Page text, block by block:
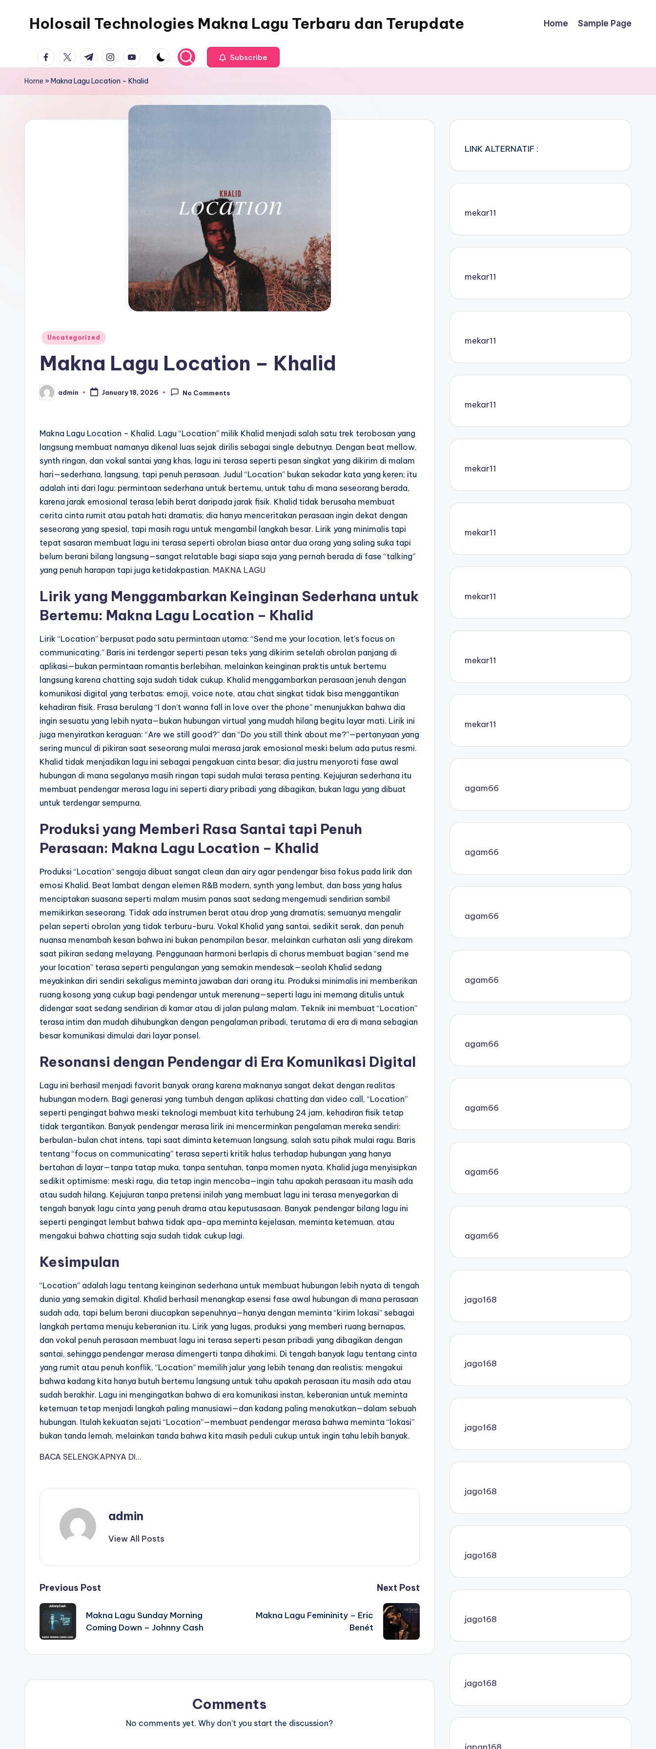
Holosail Technologies Makna Lagu Terbaru dan Terupdate Home Sample Page
facebook.com
twitter.com
t.me instagram.com
youtube.com Subscribe
Home »Makna Lagu Location – Khalid
Posted
Uncategorized
Makna Lagu Location – Khalid
Posted
by
admin January 18, 2026 No Comments
Makna Lagu Location – Khalid. Lagu “Location” milik Khalid menjadi salah satu trek terobosan yang
langsung membuat namanya dikenal luas sejak dirilis sebagai single debutnya. Dengan beat mellow,
synth ringan, dan vokal santai yang khas, lagu ini terasa seperti pesan singkat yang dikirim di malam
hari—sederhana, langsung, tapi penuh perasaan. Judul “Location” bukan sekadar kata yang keren; itu
adalah inti dari lagu: permintaan sederhana untuk bertemu, untuk tahu di mana seseorang berada,
karena jarak emosional terasa lebih berat daripada jarak fisik. Khalid tidak berusaha membuat
cerita cinta rumit atau patah hati dramatis; dia hanya menceritakan perasaan ingin dekat dengan
seseorang yang spesial, tapi masih ragu untuk mengambil langkah besar. Lirik yang minimalis tapi
tepat sasaran membuat lagu ini terasa seperti obrolan biasa antar dua orang yang saling suka tapi
belum berani bilang langsung—sangat relatable bagi siapa saja yang pernah berada di fase “talking”
yang penuh harapan tapi juga ketidakpastian. MAKNA LAGU
Lirik yang Menggambarkan Keinginan Sederhana untuk
Bertemu: Makna Lagu Location – Khalid
Lirik “Location” berpusat pada satu permintaan utama: “Send me your location, let’s focus on
communicating.” Baris ini terdengar seperti pesan teks yang dikirim setelah obrolan panjang di
aplikasi—bukan permintaan romantis berlebihan, melainkan keinginan praktis untuk bertemu
langsung karena chatting saja sudah tidak cukup. Khalid menggambarkan perasaan jenuh dengan
komunikasi digital yang terbatas: emoji, voice note, atau chat singkat tidak bisa menggantikan
kehadiran fisik. Frasa berulang “I don’t wanna fall in love over the phone” menunjukkan bahwa dia
ingin sesuatu yang lebih nyata—bukan hubungan virtual yang mudah hilang begitu layar mati. Lirik ini
juga menyiratkan keraguan: “Are we still good?” dan “Do you still think about me?”—pertanyaan yang
sering muncul di pikiran saat seseorang mulai merasa jarak emosional meski belum ada putus resmi.
Khalid tidak menjadikan lagu ini sebagai pengakuan cinta besar; dia justru menyoroti fase awal
hubungan di mana segalanya masih ringan tapi sudah mulai terasa penting. Kejujuran sederhana itu
membuat pendengar merasa lagu ini seperti diary pribadi yang dibagikan, bukan lagu yang dibuat
untuk terdengar sempurna.
Produksi yang Memberi Rasa Santai tapi Penuh
Perasaan: Makna Lagu Location – Khalid
Produksi “Location” sengaja dibuat sangat clean dan airy agar pendengar bisa fokus pada lirik dan
emosi Khalid. Beat lambat dengan elemen R&B modern, synth yang lembut, dan bass yang halus
menciptakan suasana seperti malam musim panas saat sedang mengemudi sendirian sambil
memikirkan seseorang. Tidak ada instrumen berat atau drop yang dramatis; semuanya mengalir
pelan seperti obrolan yang tidak terburu-buru. Vokal Khalid yang santai, sedikit serak, dan penuh
nuansa menambah kesan bahwa ini bukan penampilan besar, melainkan curhatan asli yang direkam
saat pikiran sedang melayang. Penggunaan harmoni berlapis di chorus membuat bagian “send me
your location” terasa seperti pengulangan yang semakin mendesak—seolah Khalid sedang
meyakinkan diri sendiri sekaligus meminta jawaban dari orang itu. Produksi minimalis ini memberikan
ruang kosong yang cukup bagi pendengar untuk merenung—seperti lagu ini memang ditulis untuk
didengar saat sedang sendirian di kamar atau di jalan pulang malam. Teknik ini membuat “Location”
terasa intim dan mudah dihubungkan dengan pengalaman pribadi, terutama di era di mana sebagian
besar komunikasi dimulai dari layar ponsel.
Resonansi dengan Pendengar di Era Komunikasi Digital
Lagu ini berhasil menjadi favorit banyak orang karena maknanya sangat dekat dengan realitas
hubungan modern. Bagi generasi yang tumbuh dengan aplikasi chatting dan video call, “Location”
seperti pengingat bahwa meski teknologi membuat kita terhubung 24 jam, kehadiran fisik tetap
tidak tergantikan. Banyak pendengar merasa lirik ini mencerminkan pengalaman mereka sendiri:
berbulan-bulan chat intens, tapi saat diminta ketemuan langsung, salah satu pihak mulai ragu. Baris
tentang “focus on communicating” terasa seperti kritik halus terhadap hubungan yang hanya
bertahan di layar—tanpa tatap muka, tanpa sentuhan, tanpa momen nyata. Khalid juga menyisipkan
sedikit optimisme: meski ragu, dia tetap ingin mencoba—ingin tahu apakah perasaan itu masih ada
atau sudah hilang. Kejujuran tanpa pretensi inilah yang membuat lagu ini terasa menyegarkan di
tengah banyak lagu cinta yang penuh drama atau keputusasaan. Banyak pendengar bilang lagu ini
seperti pengingat lembut bahwa tidak apa-apa meminta kejelasan, meminta ketemuan, atau
mengakui bahwa chatting saja sudah tidak cukup lagi.
Kesimpulan
“Location” adalah lagu tentang keinginan sederhana untuk membuat hubungan lebih nyata di tengah
dunia yang semakin digital. Khalid berhasil menangkap esensi fase awal hubungan di mana perasaan
sudah ada, tapi belum berani diucapkan sepenuhnya—hanya dengan meminta “kirim lokasi” sebagai
langkah pertama menuju keberanian itu. Lirik yang lugas, produksi yang memberi ruang bernapas,
dan vokal penuh perasaan membuat lagu ini terasa seperti pesan pribadi yang dibagikan dengan
santai, sehingga pendengar merasa dimengerti tanpa dihakimi. Di tengah banyak lagu tentang cinta
yang rumit atau penuh konflik, “Location” memilih jalur yang lebih tenang dan realistis: mengakui
bahwa kadang kita hanya butuh bertemu langsung untuk tahu apakah perasaan itu masih ada atau
sudah berakhir. Lagu ini mengingatkan bahwa di era komunikasi instan, keberanian untuk meminta
ketemuan tetap menjadi langkah paling manusiawi—dan kadang paling menakutkan—dalam sebuah
hubungan. Itulah kekuatan sejati “Location”—membuat pendengar merasa bahwa meminta “lokasi”
bukan tanda lemah, melainkan tanda bahwa kita masih peduli cukup untuk ingin tahu lebih banyak.
BACA SELENGKAPNYA DI…
admin
View All Posts
Post
navigation
Previous Post
Makna Lagu Sunday Morning
Coming Down – Johnny Cash
Next Post
Makna Lagu Femininity – Eric
Benét
Comments
No comments yet. Why don’t you start the discussion?
LINK ALTERNATIF :
mekar11
mekar11
mekar11
mekar11
mekar11
mekar11
mekar11
mekar11
mekar11
agam66
agam66
agam66
agam66
agam66
agam66
agam66
agam66
jago168
jago168
jago168
jago168
jago168
jago168
jago168